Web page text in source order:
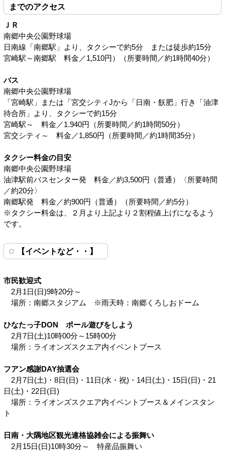
までのアクセス
ＪＲ
南郷中央公園野球場
日南線「南郷駅」より、タクシーで約5分 または徒歩約15分
宮崎駅～南郷駅 料金／1,510円）（所要時間／約1時間40分）
バス
南郷中央公園野球場
「宮崎駅」または「宮交シティJから「日南・飫肥」行き「油津
待合所」より、タクシーで約15分
宮崎駅～ 料金／1.940円（所要時間／約1時間50分）
宮交シティ～ 料金／1,850円（所要時間／約1時間35分）
タクシー料金の目安
南郷中央公園野球場
油津駅前バスセンター発 料金／約3,500円（普通）〈所要時間
／約20分〉
南郷駅発 料金／約900円（普通）（所要時間／約5分）
※タクシー料金は、２月より上記より２割程値上げになるよう
です。
【イベントなど・・】
市民歓迎式
2月1日(日)9時20分～
場所：南郷スタジアム ※雨天時：南郷くろしおドーム
ひなたっ子DON ポール遊びをしよう
2月7日(土)10時00分～15時00分
場所：ライオンズスクエア内イベントブース
フアン感謝DAY抽選会
2月7日(土)・8日(日)・11日(水・祝)・14日(土)・15日(日)・21
日(土)・22日(日)
場所：ライオンズスクエア内イベントブース＆メインスタン
ト
日南・大隅地区観光連格協雑会による振舞い
2月15日(日)10時30分～ 特産品振舞い